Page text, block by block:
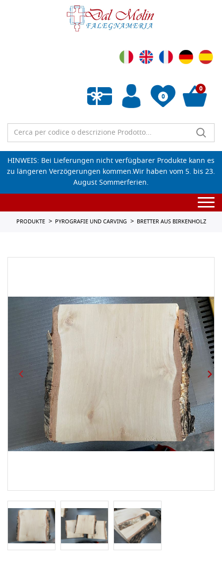
0
Wunschliste leeren
0
HINWEIS: Bei Lieferungen nicht verfügbarer Produkte kann es
zu längeren Verzögerungen kommen.Wir haben vom 5. bis 23.
August Sommerferien.
PRODUKTE PYROGRAFIE UND CARVING BRETTER AUS BIRKENHOLZ